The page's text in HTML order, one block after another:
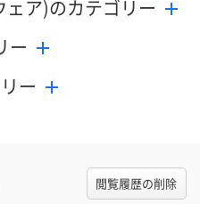
カゴへ カ
ェア)のカテゴリー
ー
ー
閲覧履歴の削除